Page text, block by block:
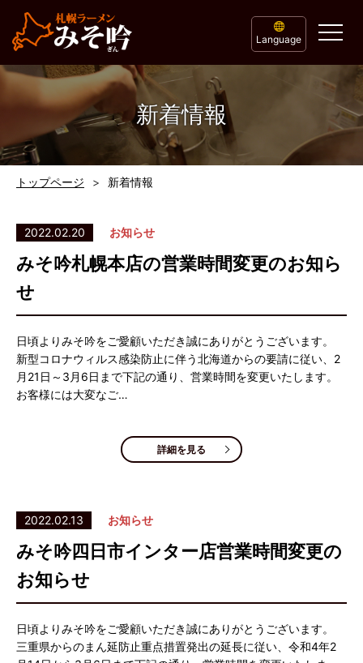
Language
新着情報
トップページ 新着情報
2022.02.20 お知らせ
みそ吟札幌本店の営業時間変更のお知ら
せ
日頃よりみそ吟をご愛顧いただき誠にありがとうございます。
新型コロナウィルス感染防止に伴う北海道からの要請に従い、2
月21日～3月6日まで下記の通り、営業時間を変更いたします。
お客様には大変なご…
詳細を見る
2022.02.13 お知らせ
みそ吟四日市インター店営業時間変更の
お知らせ
日頃よりみそ吟をご愛顧いただき誠にありがとうございます。
三重県からのまん延防止重点措置発出の延長に従い、令和4年2